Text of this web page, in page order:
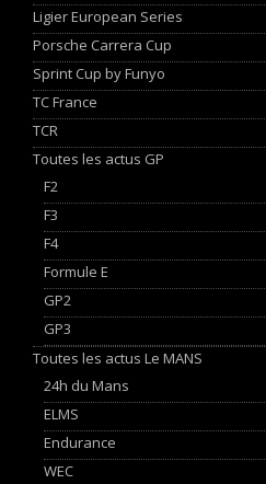
Ligier European Series
Porsche Carrera Cup
Sprint Cup by Funyo
TC France
TCR
Toutes les actus GP
F2
F3
F4
Formule E
GP2
GP3
Toutes les actus Le MANS
24h du Mans
ELMS
Endurance
WEC